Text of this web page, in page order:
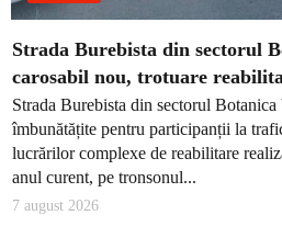
Strada Burebista din sectorul
carosabil nou, trotuare
Strada Burebista din sectorul
îmbunătățite pentru participanții la
lucrărilor complexe de reabilitare
anul curent, pe tronsonul...
7 august 2026